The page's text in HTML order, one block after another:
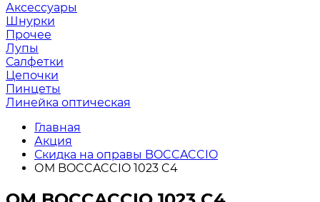
Аксессуары
Шнурки
Прочее
Лупы
Салфетки
Цепочки
Пинцеты
Линейка оптическая
Главная
Акция
Скидка на оправы BOCCACCIO
ОМ BOCCACCIO 1023 C4